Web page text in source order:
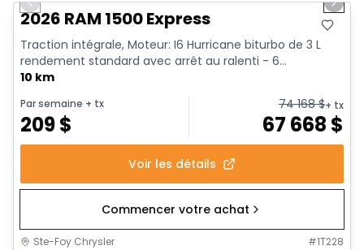
Previous slide Next
2026 RAM 1500 Express
Traction intégrale, Moteur: I6 Hurricane biturbo de 3 L
rendement standard avec arrêt au ralenti - 6...
10 km
Par semaine + tx
209$
74 168$+ tx
67 668 $
Voir les détails
Commencer votre achat
Ste-Foy Chrysler #1T228